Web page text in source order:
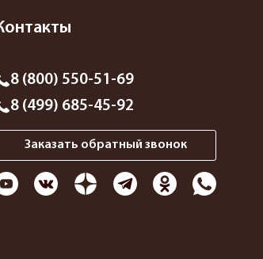
8 (800) 550-51-69
8 (499) 685-45-92
Заказать обратный звонок